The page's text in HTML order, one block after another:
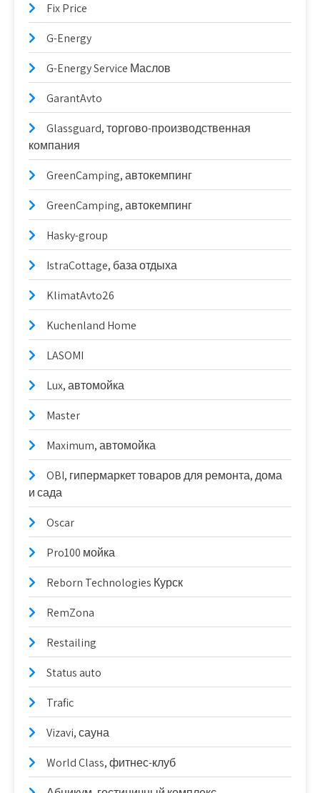
Fix Price
G-Energy
G-Energy Service Маслов
GarantAvto
Glassguard, торгово-производственная
компания
GreenCamping, автокемпинг
GreenCamping, автокемпинг
Hasky-group
IstraCottage, база отдыха
KlimatAvto26
Kuchenland Home
LASOMI
Lux, автомойка
Master
Maximum, автомойка
OBI, гипермаркет товаров для ремонта, дома
и сада
Oscar
Pro100 мойка
Reborn Technologies Курск
RemZona
Restailing
Status auto
Trafic
Vizavi, сауна
World Class, фитнес-клуб